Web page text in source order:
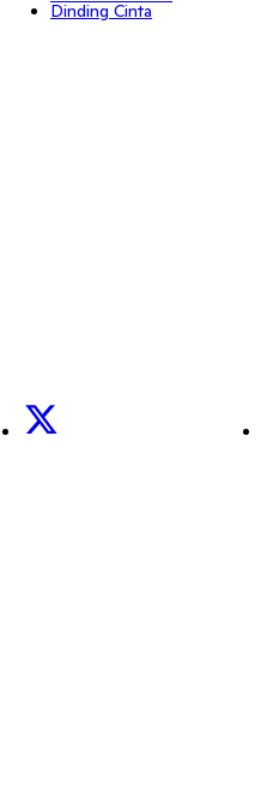
Dinding Cinta
X